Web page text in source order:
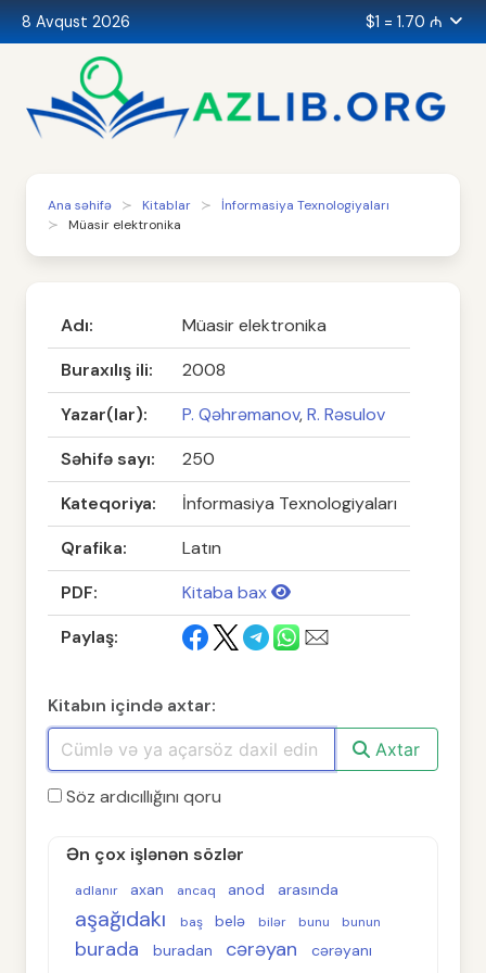
8 Avqust 2026 $1 = 1.70 ₼
Ana səhifə Kitablar
İnformasiya Texnologiyaları
Müasir elektronika
Adı:
Müasir elektronika
Buraxılış ili:
2008
Yazar(lar):
P. Qəhrəmanov,R. Rəsulov
Səhifə sayı:
250
Kateqoriya:
İnformasiya Texnologiyaları
Qrafika:
Latın
PDF:
Kitaba bax
Paylaş:
Kitabın içində axtar:
Axtar
Söz ardıcıllığını qoru
Ən çox işlənən sözlər
adlanır axan ancaq anod arasında
aşağıdakı baş belə bilər bunu bunun
burada buradan cərəyan cərəyanı